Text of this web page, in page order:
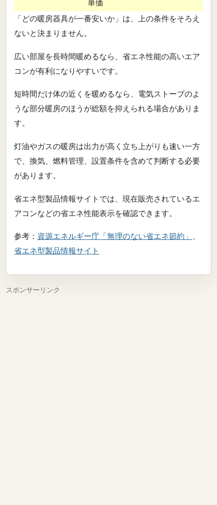
単価
「どの暖房器具が一番安いか」は、上の条件をそろえ
ないと決まりません。
広い部屋を長時間暖めるなら、省エネ性能の高いエア
コンが有利になりやすいです。
短時間だけ体の近くを暖めるなら、電気ストーブのよ
うな部分暖房のほうが総額を抑えられる場合がありま
す。
灯油やガスの暖房は出力が高く立ち上がりも速い一方
で、換気、燃料管理、設置条件を含めて判断する必要
があります。
省エネ型製品情報サイトでは、現在販売されているエ
アコンなどの省エネ性能表示を確認できます。
参考： 資源エネルギー庁「無理のない省エネ節約」 、
省エネ型製品情報サイト
スポンサーリンク